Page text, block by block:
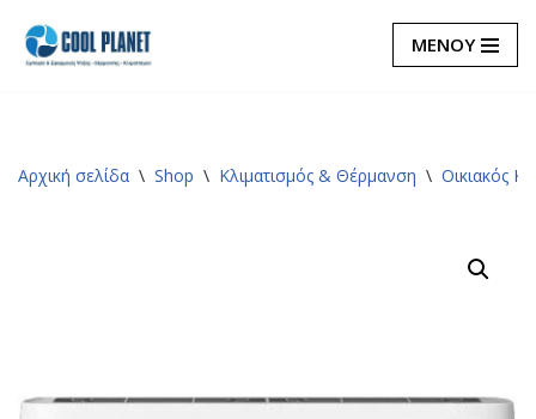
Μεταπηδήστε
ΜΕΝΟΥ
Αρχική σελίδα \ Shop \ Κλιματισμός & Θέρμανση \ Οικιακός